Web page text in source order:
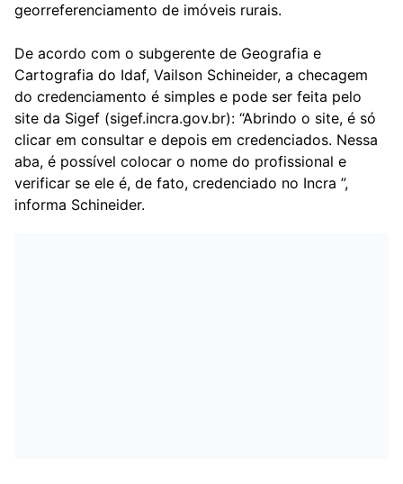
georreferenciamento de imóveis rurais.
De acordo com o subgerente de Geografia e
Cartografia do Idaf, Vailson Schineider, a checagem
do credenciamento é simples e pode ser feita pelo
site da Sigef (sigef.incra.gov.br): “Abrindo o site, é só
clicar em consultar e depois em credenciados. Nessa
aba, é possível colocar o nome do profissional e
verificar se ele é, de fato, credenciado no Incra ”,
informa Schineider.